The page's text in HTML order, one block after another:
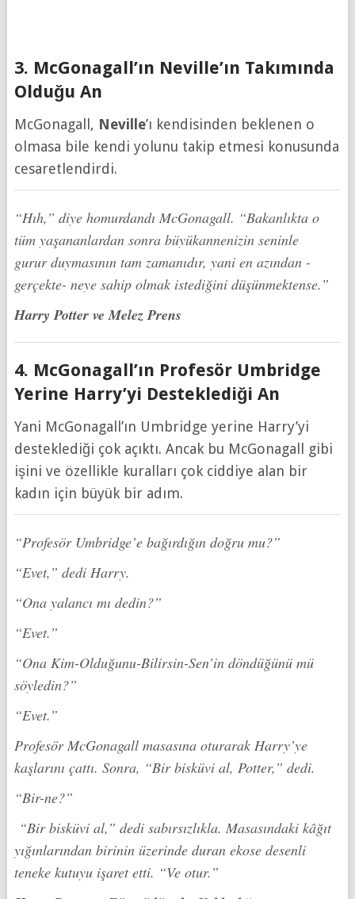
3. McGonagall’ın Neville’ın Takımında
Olduğu An
McGonagall, Neville’ı kendisinden beklenen o
olmasa bile kendi yolunu takip etmesi konusunda
cesaretlendirdi.
“Hıh,” diye homurdandı McGonagall. “Bakanlıkta o
tüm yaşananlardan sonra büyükannenizin seninle
gurur duymasının tam zamanıdır, yani en azından -
gerçekte- neye sahip olmak istediğini düşünmektense.”
Harry Potter ve Melez Prens
4. McGonagall’ın Profesör Umbridge
Yerine Harry’yi Desteklediği An
Yani McGonagall’ın Umbridge yerine Harry’yi
desteklediği çok açıktı. Ancak bu McGonagall gibi
işini ve özellikle kuralları çok ciddiye alan bir
kadın için büyük bir adım.
“Profesör Umbridge’e bağırdığın doğru mu?”
“Evet,” dedi Harry.
“Ona yalancı mı dedin?”
“Evet.”
“Ona Kim-Olduğunu-Bilirsin-Sen’in döndüğünü mü
söyledin?”
“Evet.”
Profesör McGonagall masasına oturarak Harry’ye
kaşlarını çattı. Sonra, “Bir bisküvi al, Potter,” dedi.
“Bir-ne?”
“Bir bisküvi al,” dedi sabırsızlıkla. Masasındaki kâğıt
yığınlarından birinin üzerinde duran ekose desenli
teneke kutuyu işaret etti. “Ve otur.”